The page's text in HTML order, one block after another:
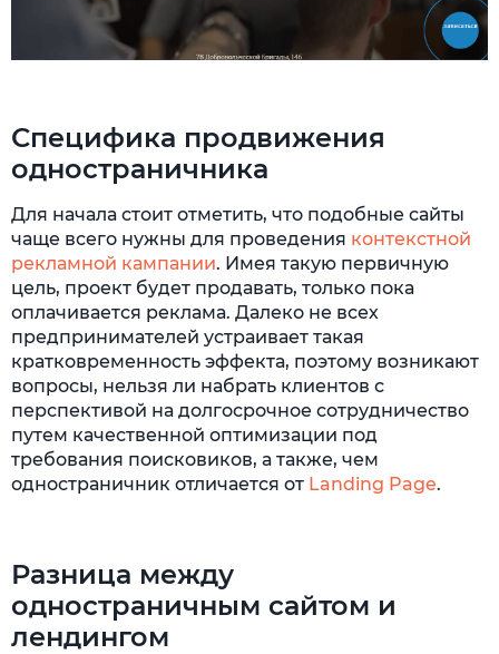
Специфика продвижения
одностраничника
Для начала стоит отметить, что подобные сайты
чаще всего нужны для проведения контекстной
рекламной кампании. Имея такую первичную
цель, проект будет продавать, только пока
оплачивается реклама. Далеко не всех
предпринимателей устраивает такая
кратковременность эффекта, поэтому возникают
вопросы, нельзя ли набрать клиентов с
перспективой на долгосрочное сотрудничество
путем качественной оптимизации под
требования поисковиков, а также, чем
одностраничник отличается от Landing Page.
Разница между
одностраничным сайтом и
лендингом